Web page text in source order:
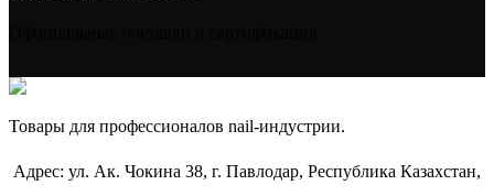
Товары для профессионалов nail-индустрии.
Адрес: ул. Ак. Чокина 38, г. Павлодар, Республика Казахстан,